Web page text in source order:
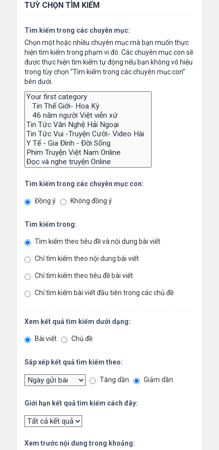
TUỲ CHỌN TÌM KIẾM
Tìm kiếm trong các chuyên mục:
Chọn một hoặc nhiều chuyên mục mà bạn muốn thực
hiện tìm kiếm trong phạm vi đó. Các chuyên mục con sẽ
được thực hiện tìm kiếm tự động nếu bạn không vô hiệu
trong tùy chọn “Tìm kiếm trong các chuyên mục con”
bên dưới.
Tìm kiếm trong các chuyên mục con:
Đồng ý Không đồng ý
Tìm kiếm trong:
Tìm kiếm theo tiêu đề và nội dung bài viết
Chỉ tìm kiếm theo nội dung bài viết
Chỉ tìm kiếm theo tiêu đề bài viết
Chỉ tìm kiếm bài viết đầu tiên trong các chủ đề
Xem kết quả tìm kiếm dưới dạng:
Bài viết Chủ đề
Sắp xếp kết quả tìm kiếm theo:
Tăng dần Giảm dần
Giới hạn kết quả tìm kiếm cách đây:
Xem trước nội dung trong khoảng: